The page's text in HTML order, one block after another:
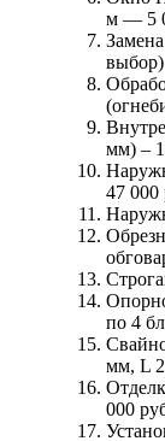
м — 5
мм) –
47 000
по 4
мм, L
000